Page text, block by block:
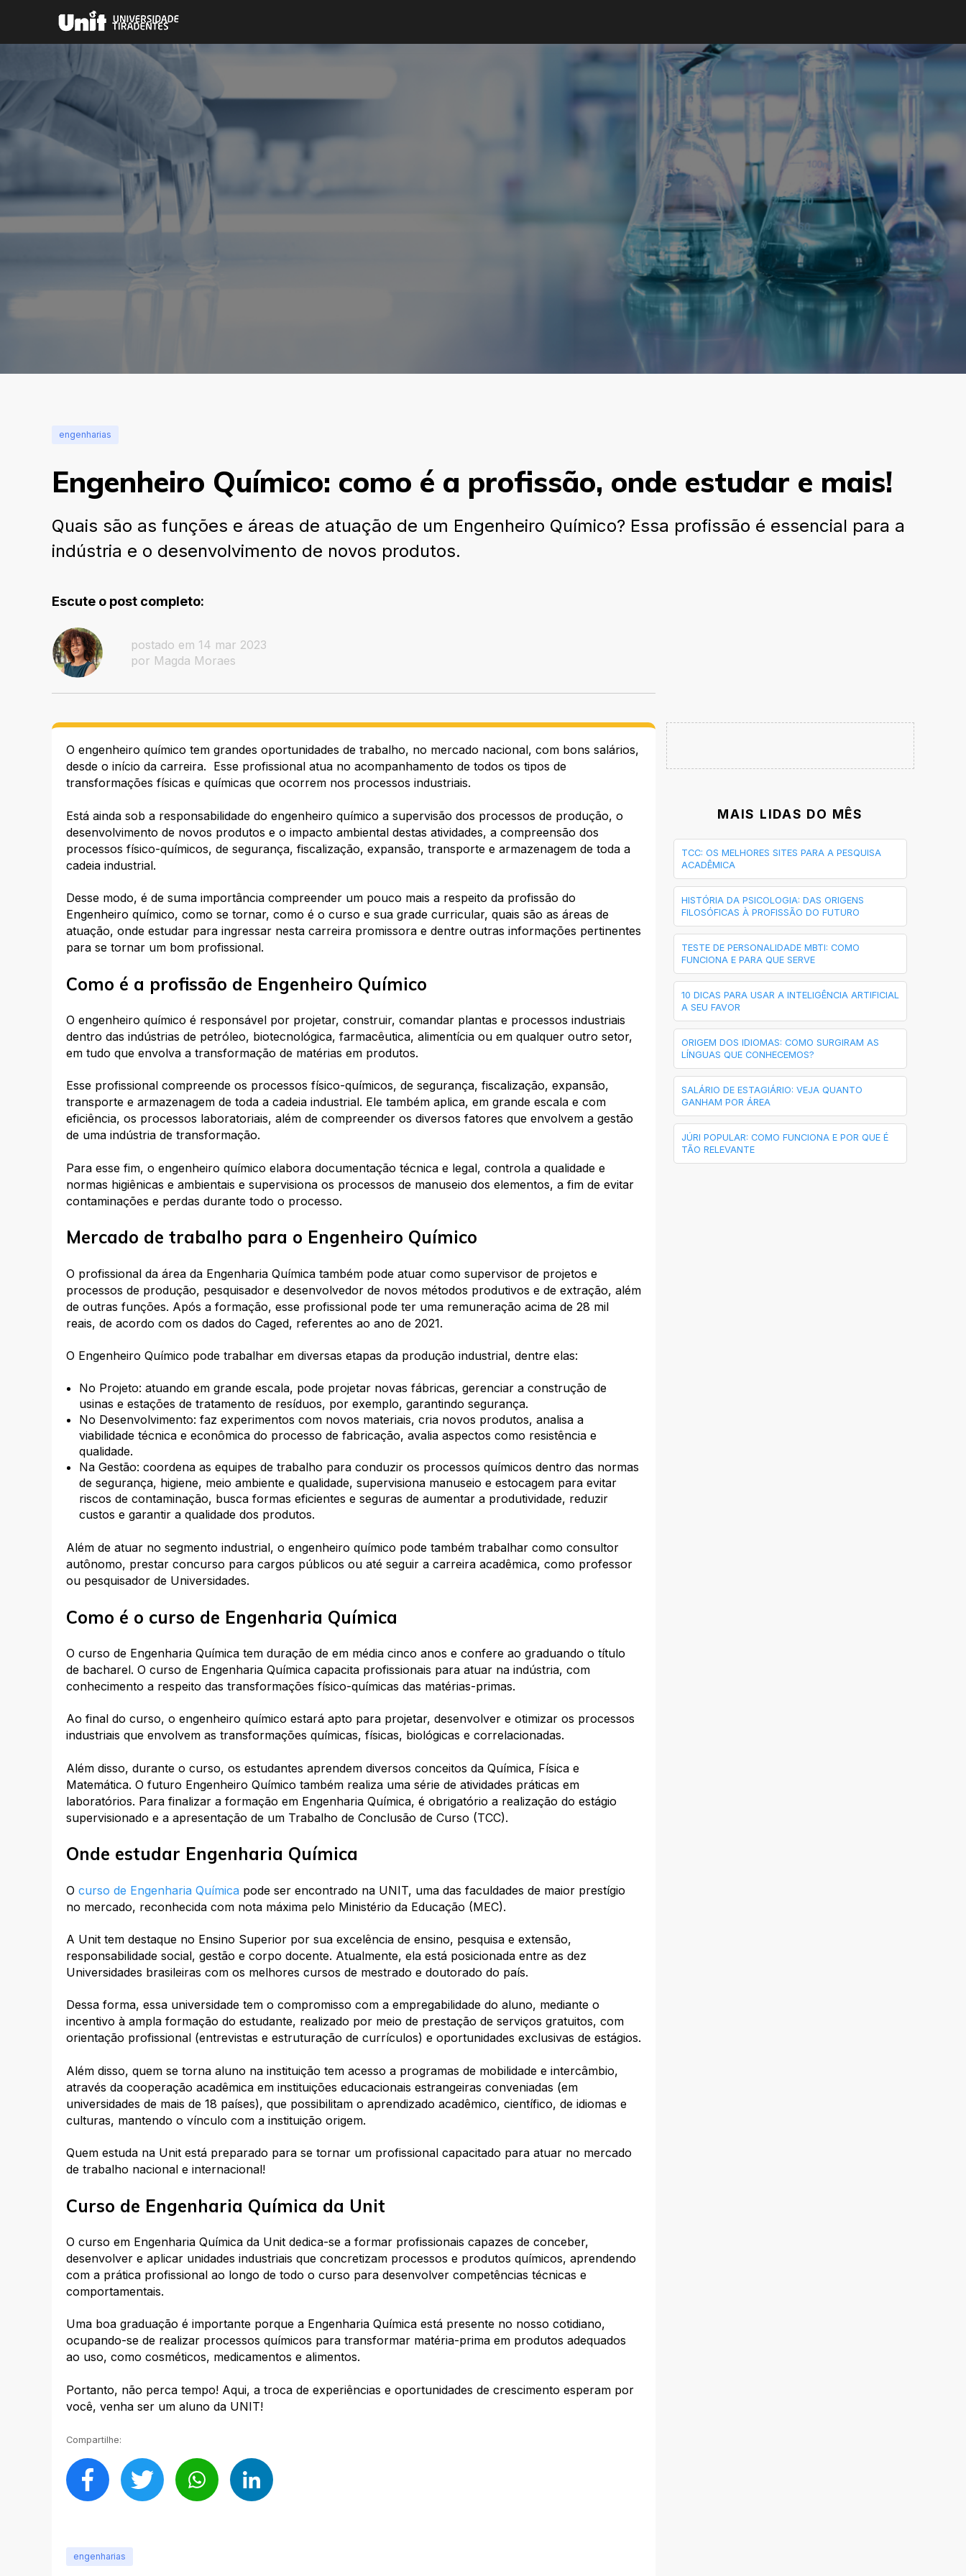
engenharias
Engenheiro Químico: como é a profissão, onde estudar e mais!
Quais são as funções e áreas de atuação de um Engenheiro Químico? Essa profissão é essencial para a
indústria e o desenvolvimento de novos produtos.
Escute o post completo:
postado em 14 mar 2023
por Magda Moraes
O engenheiro químico tem grandes oportunidades de trabalho, no mercado nacional, com bons salários,
desde o início da carreira. Esse profissional atua no acompanhamento de todos os tipos de
transformações físicas e químicas que ocorrem nos processos industriais.
Está ainda sob a responsabilidade do engenheiro químico a supervisão dos processos de produção, o
desenvolvimento de novos produtos e o impacto ambiental destas atividades, a compreensão dos
processos físico-químicos, de segurança, fiscalização, expansão, transporte e armazenagem de toda a
cadeia industrial.
Desse modo, é de suma importância compreender um pouco mais a respeito da profissão do
Engenheiro químico, como se tornar, como é o curso e sua grade curricular, quais são as áreas de
atuação, onde estudar para ingressar nesta carreira promissora e dentre outras informações pertinentes
para se tornar um bom profissional.
Como é a profissão de Engenheiro Químico
O engenheiro químico é responsável por projetar, construir, comandar plantas e processos industriais
dentro das indústrias de petróleo, biotecnológica, farmacêutica, alimentícia ou em qualquer outro setor,
em tudo que envolva a transformação de matérias em produtos.
Esse profissional compreende os processos físico-químicos, de segurança, fiscalização, expansão,
transporte e armazenagem de toda a cadeia industrial. Ele também aplica, em grande escala e com
eficiência, os processos laboratoriais, além de compreender os diversos fatores que envolvem a gestão
de uma indústria de transformação.
Para esse fim, o engenheiro químico elabora documentação técnica e legal, controla a qualidade e
normas higiênicas e ambientais e supervisiona os processos de manuseio dos elementos, a fim de evitar
contaminações e perdas durante todo o processo.
Mercado de trabalho para o Engenheiro Químico
O profissional da área da Engenharia Química também pode atuar como supervisor de projetos e
processos de produção, pesquisador e desenvolvedor de novos métodos produtivos e de extração, além
de outras funções. Após a formação, esse profissional pode ter uma remuneração acima de 28 mil
reais, de acordo com os dados do Caged, referentes ao ano de 2021.
O Engenheiro Químico pode trabalhar em diversas etapas da produção industrial, dentre elas:
No Projeto: atuando em grande escala, pode projetar novas fábricas, gerenciar a construção de
usinas e estações de tratamento de resíduos, por exemplo, garantindo segurança.
No Desenvolvimento: faz experimentos com novos materiais, cria novos produtos, analisa a
viabilidade técnica e econômica do processo de fabricação, avalia aspectos como resistência e
qualidade.
Na Gestão: coordena as equipes de trabalho para conduzir os processos químicos dentro das normas
de segurança, higiene, meio ambiente e qualidade, supervisiona manuseio e estocagem para evitar
riscos de contaminação, busca formas eficientes e seguras de aumentar a produtividade, reduzir
custos e garantir a qualidade dos produtos.
Além de atuar no segmento industrial, o engenheiro químico pode também trabalhar como consultor
autônomo, prestar concurso para cargos públicos ou até seguir a carreira acadêmica, como professor
ou pesquisador de Universidades.
Como é o curso de Engenharia Química
O curso de Engenharia Química tem duração de em média cinco anos e confere ao graduando o título
de bacharel. O curso de Engenharia Química capacita profissionais para atuar na indústria, com
conhecimento a respeito das transformações físico-químicas das matérias-primas.
Ao final do curso, o engenheiro químico estará apto para projetar, desenvolver e otimizar os processos
industriais que envolvem as transformações químicas, físicas, biológicas e correlacionadas.
Além disso, durante o curso, os estudantes aprendem diversos conceitos da Química, Física e
Matemática. O futuro Engenheiro Químico também realiza uma série de atividades práticas em
laboratórios. Para finalizar a formação em Engenharia Química, é obrigatório a realização do estágio
supervisionado e a apresentação de um Trabalho de Conclusão de Curso (TCC).
Onde estudar Engenharia Química
O curso de Engenharia Química pode ser encontrado na UNIT, uma das faculdades de maior prestígio
no mercado, reconhecida com nota máxima pelo Ministério da Educação (MEC).
A Unit tem destaque no Ensino Superior por sua excelência de ensino, pesquisa e extensão,
responsabilidade social, gestão e corpo docente. Atualmente, ela está posicionada entre as dez
Universidades brasileiras com os melhores cursos de mestrado e doutorado do país.
Dessa forma, essa universidade tem o compromisso com a empregabilidade do aluno, mediante o
incentivo à ampla formação do estudante, realizado por meio de prestação de serviços gratuitos, com
orientação profissional (entrevistas e estruturação de currículos) e oportunidades exclusivas de estágios.
Além disso, quem se torna aluno na instituição tem acesso a programas de mobilidade e intercâmbio,
através da cooperação acadêmica em instituições educacionais estrangeiras conveniadas (em
universidades de mais de 18 países), que possibilitam o aprendizado acadêmico, científico, de idiomas e
culturas, mantendo o vínculo com a instituição origem.
Quem estuda na Unit está preparado para se tornar um profissional capacitado para atuar no mercado
de trabalho nacional e internacional!
Curso de Engenharia Química da Unit
O curso em Engenharia Química da Unit dedica-se a formar profissionais capazes de conceber,
desenvolver e aplicar unidades industriais que concretizam processos e produtos químicos, aprendendo
com a prática profissional ao longo de todo o curso para desenvolver competências técnicas e
comportamentais.
Uma boa graduação é importante porque a Engenharia Química está presente no nosso cotidiano,
ocupando-se de realizar processos químicos para transformar matéria-prima em produtos adequados
ao uso, como cosméticos, medicamentos e alimentos.
Portanto, não perca tempo! Aqui, a troca de experiências e oportunidades de crescimento esperam por
você, venha ser um aluno da UNIT!
Compartilhe:
engenharias
MAIS LIDAS DO MÊS
TCC: OS MELHORES SITES PARA A PESQUISA
ACADÊMICA
HISTÓRIA DA PSICOLOGIA: DAS ORIGENS
FILOSÓFICAS À PROFISSÃO DO FUTURO
TESTE DE PERSONALIDADE MBTI: COMO
FUNCIONA E PARA QUE SERVE
10 DICAS PARA USAR A INTELIGÊNCIA ARTIFICIAL
A SEU FAVOR
ORIGEM DOS IDIOMAS: COMO SURGIRAM AS
LÍNGUAS QUE CONHECEMOS?
SALÁRIO DE ESTAGIÁRIO: VEJA QUANTO
GANHAM POR ÁREA
JÚRI POPULAR: COMO FUNCIONA E POR QUE É
TÃO RELEVANTE